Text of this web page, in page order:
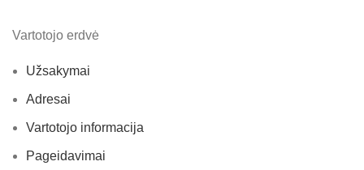
Vartotojo erdvė
Užsakymai
Adresai
Vartotojo informacija
Pageidavimai